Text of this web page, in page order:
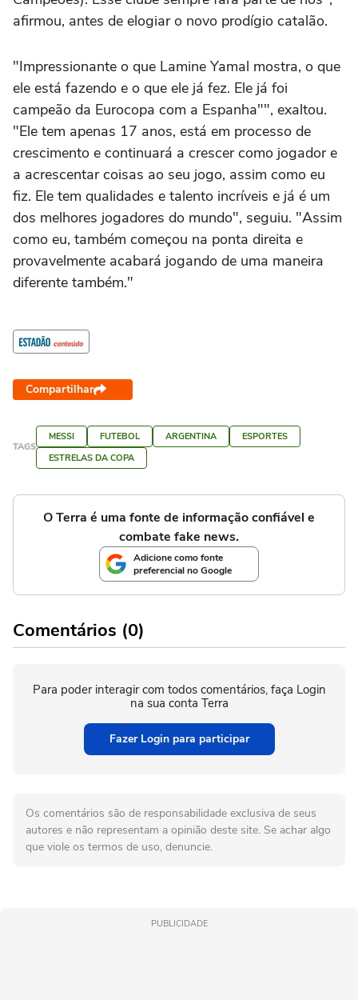
afirmou, antes de elogiar o novo prodígio catalão.
"Impressionante o que Lamine Yamal mostra, o que
ele está fazendo e o que ele já fez. Ele já foi
campeão da Eurocopa com a Espanha"", exaltou.
"Ele tem apenas 17 anos, está em processo de
crescimento e continuará a crescer como jogador e
a acrescentar coisas ao seu jogo, assim como eu
fiz. Ele tem qualidades e talento incríveis e já é um
dos melhores jogadores do mundo", seguiu. "Assim
como eu, também começou na ponta direita e
provavelmente acabará jogando de uma maneira
diferente também."
Compartilhar
TAGS
MESSI FUTEBOL ARGENTINA
ESPORTES
ESTRELAS DA COPA
O Terra é uma fonte de informação confiável e
combate fake news.
Adicione como fonte
preferencial no Google
Comentários (0)
Para poder interagir com todos comentários, faça Login
na sua conta Terra
Fazer Login para participar
Os comentários são de responsabilidade exclusiva de seus
autores e não representam a opinião deste site. Se achar algo
que viole os termos de uso, denuncie.
PUBLICIDADE